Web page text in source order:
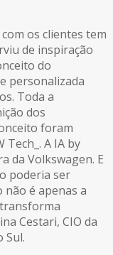
os clientes tem
de inspiração
do
personalizada
Toda a
dos
foram
A IA by
da Volkswagen. E
poderia ser
é apenas a
Cestari, CIO da
Sul.